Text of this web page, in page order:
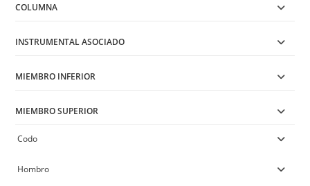
COLUMNA
INSTRUMENTAL ASOCIADO
MIEMBRO INFERIOR
MIEMBRO SUPERIOR
Codo
Hombro